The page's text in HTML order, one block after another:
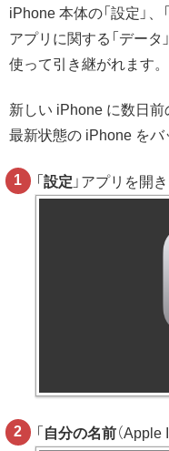
iPhone 本体の「設定」
アプリに関する「デー
使って引き継がれます。
新しい iPhone に数日前
最新状態の iPhone をバ
「設定 」アプリを開き
「 自分の名前（Apple